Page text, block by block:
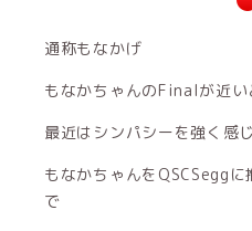
通称もなかげ
もなかちゃんのFinalが近い
最近はシンパシーを強く感
もなかちゃんをQSCSegg
で